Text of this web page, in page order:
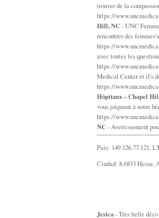
trouver de la
https://
Hill, NC- UNC
rencontrer des
https://
avec toutes les
https://
Medical Center et il's
https://
Hôpitaux – Chapel
vous joignant à notre
https://
NC- Avertissement
País: 149.126.77.121,
Ciudad: 8.6833 Hesse,
Jesica- Très belle